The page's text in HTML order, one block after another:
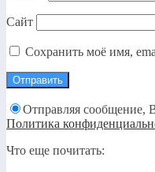
Сайт
Сохранить моё имя,
Отправляя сообщение,
Политика
Что еще почитать: